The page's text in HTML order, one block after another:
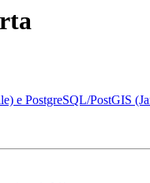
e PostgreSQL/PostGIS